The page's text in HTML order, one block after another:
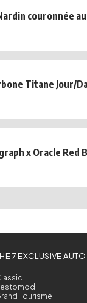
couronnée au
Titane Jour/
x Oracle Red
7 EXCLUSIVE AUTO
Tourisme